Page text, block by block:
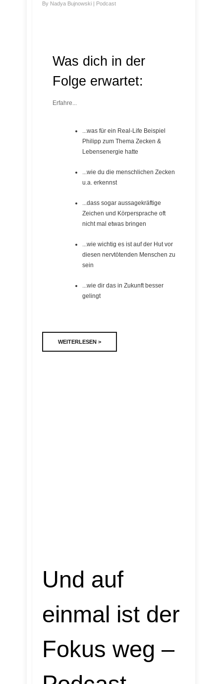
By Nadya Bujnowski | Podcast
Was dich in der
Folge erwartet:
Erfahre...
...was für ein Real-Life Beispiel
Philipp zum Thema Zecken &
Lebensenergie hatte
...wie du die menschlichen Zecken
u.a. erkennst
...dass sogar aussagekräftige
Zeichen und Körpersprache oft
nicht mal etwas bringen
...wie wichtig es ist auf der Hut vor
diesen nervtötenden Menschen zu
sein
...wie dir das in Zukunft besser
gelingt
WEITERLESEN >
Und auf
einmal ist der
Fokus weg –